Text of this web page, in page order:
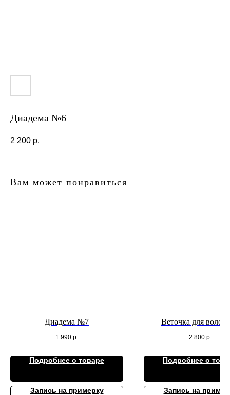
Диадема №6
2 200 р.
Вам может понравиться
Диадема №7
1 990 р.
Подробнее о товаре
Запись на примерку
Веточка для
2 800 р.
Подробнее о
Запись на